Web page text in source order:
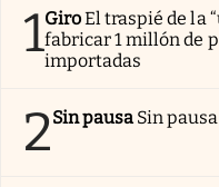
1GiroEl traspié de la
fabricar 1 millón de
importadas
2Sin pausa Sin pausa